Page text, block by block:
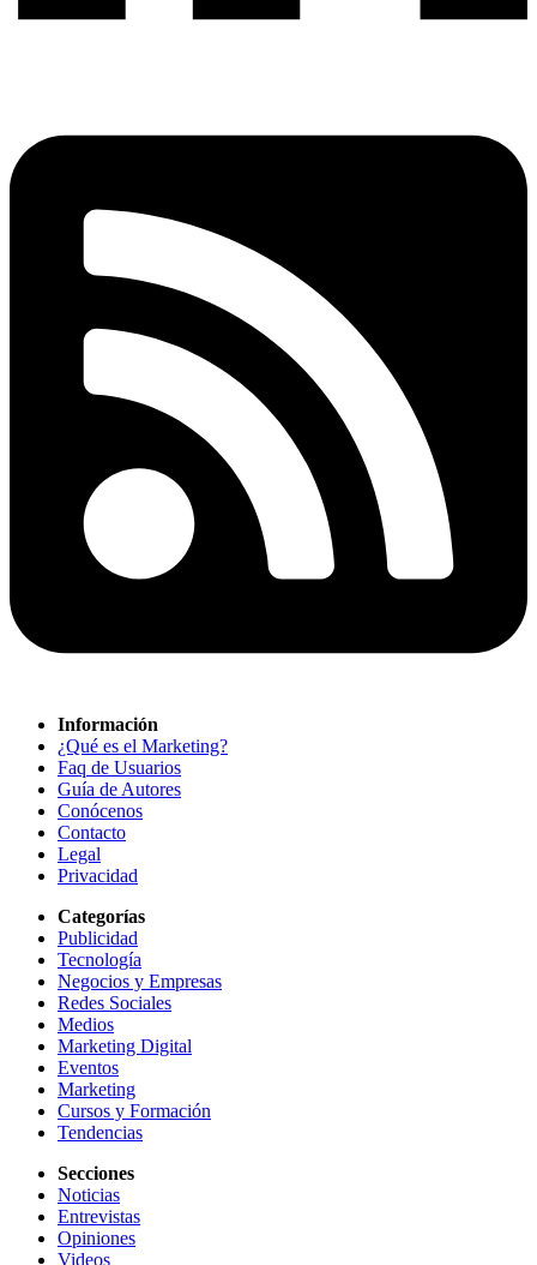
Información
¿Qué es el Marketing?
Faq de Usuarios
Guía de Autores
Conócenos
Contacto
Legal
Privacidad
Categorías
Publicidad
Tecnología
Negocios y Empresas
Redes Sociales
Medios
Marketing Digital
Eventos
Marketing
Cursos y Formación
Tendencias
Secciones
Noticias
Entrevistas
Opiniones
Videos